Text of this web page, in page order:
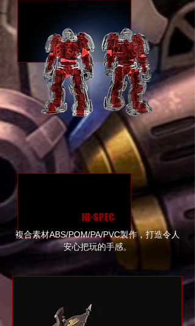
HI-SPEC
複合素材ABS/POM/PA/PVC製作，打造令人
安心把玩的手感。